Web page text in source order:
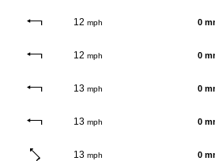
12 mph 0
12 mph 0
13 mph 0
13 mph 0
13 mph 0